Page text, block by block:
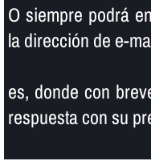
O siempre podrá
la dirección de e-
es, donde con
respuesta con su